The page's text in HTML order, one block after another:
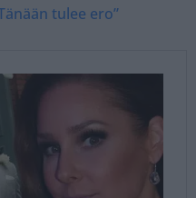
tulee ero”